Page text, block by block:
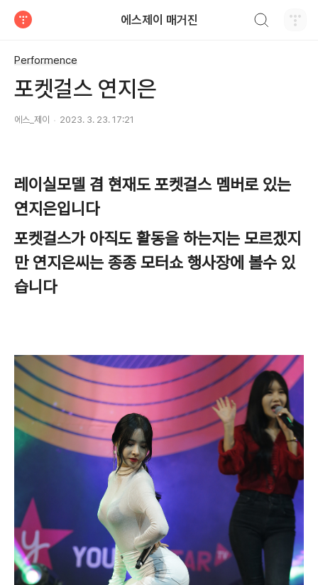
에스제이 매거진
Performence
포켓걸스 연지은
에스_제이 2023. 3. 23. 17:21
레이실모델 겸 현재도 포켓걸스 멤버로 있는
연지은입니다
포켓걸스가 아직도 활동을 하는지는 모르겠지
만 연지은씨는 종종 모터쇼 행사장에 볼수 있
습니다